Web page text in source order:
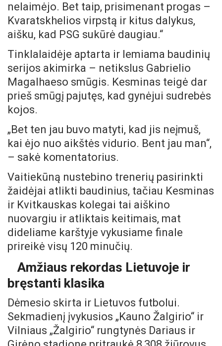
nelaimėjo. Bet taip, prisimenant progas –
Kvaratskhelios virpstą ir kitus dalykus,
aišku, kad PSG sukūrė daugiau.“
Tinklalaidėje aptarta ir lemiama baudinių
serijos akimirka – netikslus Gabrielio
Magalhaeso smūgis. Kesminas teigė dar
prieš smūgį pajutęs, kad gynėjui sudrebės
kojos.
„Bet ten jau buvo matyti, kad jis neįmuš,
kai ėjo nuo aikštės vidurio. Bent jau man“,
– sakė komentatorius.
Vaitiekūną nustebino trenerių pasirinkti
žaidėjai atlikti baudinius, tačiau Kesminas
ir Kvitkauskas kolegai tai aiškino
nuovargiu ir atliktais keitimais, mat
dideliame karštyje vykusiame finale
prireikė visų 120 minučių.
Amžiaus rekordas Lietuvoje ir
bręstanti klasika
Dėmesio skirta ir Lietuvos futbolui.
Sekmadienį įvykusios „Kauno Žalgirio“ ir
Vilniaus „Žalgirio“ rungtynės Dariaus ir